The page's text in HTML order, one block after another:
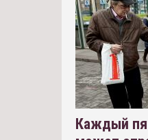
Каждый